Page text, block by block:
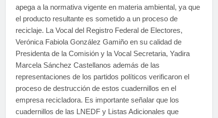
apega a la normativa vigente en materia ambiental, ya que
el producto resultante es sometido a un proceso de
reciclaje. La Vocal del Registro Federal de Electores,
Verónica Fabiola González Gamiño en su calidad de
Presidenta de la Comisión y la Vocal Secretaria, Yadira
Marcela Sánchez Castellanos además de las
representaciones de los partidos políticos verificaron el
proceso de destrucción de estos cuadernillos en el
empresa recicladora. Es importante señalar que los
cuadernillos de las LNEDF y Listas Adicionales que